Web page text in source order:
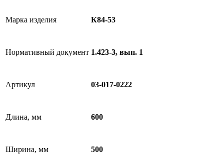
Марка изделия К84-53
Нормативный документ 1.423-3, вып. 1
Артикул 03-017-0222
Длина, мм 600
Ширина, мм 500